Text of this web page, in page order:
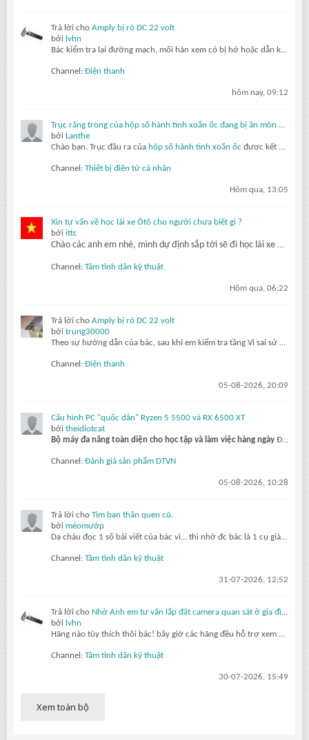
Trả lời cho Amply bị rò DC 22 volt
bởi lvhn
Bác kiểm tra lại đường mạch, mối hàn xem có bị hở hoặc dẫn không tốt không?
Channel: Điện thanh
hôm nay, 09:12
Trục răng trong của hộp số hành tinh xoắn ốc đang bị ăn mòn do ma sát dưới tác động của mô-men xoắn thay đổi.
bởi Lanthe
Chào bạn. Trục đầu ra của hộp số hành tinh xoắn ốc được kết nối với mặt bích của khách hàng thông qua một trục răng trong. Sau chưa đầy sáu tháng hoạt động, nó phát ra tiếng kêu lách cách và độ rơ lớn đáng báo động.
Channel: Thiết bị điện tử cá nhân
Hôm qua, 13:05
Xin tư vấn về học lái xe Ôtô cho người chưa biết gì ?
bởi ittc
Chào các anh em nhé, mình dự định sắp tới sẽ đi học lái xe Ôtô, thi lấy bằng lái. Cụ thể mình sẽ học và thi lấy giấy phép lái xe hạng B. Thật sự mình là người chưa có kiến thức hiểu biết gì về Ôtô cả ? tất nhiên mình sẽ phải
Channel: Tâm tình dân kỹ thuật
Hôm qua, 06:22
Trả lời cho Amply bị rò DC 22 volt
bởi trung30000
Theo sự hướng dẫn của bác, sau khi em kiểm tra tầng Vi sai sử dụng cặp c1815, tiếp đến là 1 con a1013, và cặp thúc sử dụng mje304g và mje305g, em đã tiến hành thay cặp Vi sai c1815 sau đó mở máy lên đo ngõ công suất DC 0,2V hai giây sau máy đo...
Channel: Điện thanh
05-08-2026, 20:09
Cấu hình PC "quốc dân" Ryzen 5 5500 và RX 6500 XT
bởi theidiotcat
Bộ máy đa năng toàn diện cho học tập và làm việc hàng ngày Đối với học sinh, sinh viên và người làm việc văn phòng, việc sở hữu một bộ PC cân bằng giữa học tập, công việc và giải trí là nhu cầu vô cùng thực tế. Combo Ryzen...
Channel: Đánh giá sản phẩm DTVN
05-08-2026, 10:28
Trả lời cho Tìm bạn thân quen cũ.
bởi mèomướp
Dạ cháu đọc 1 số bài viết của bác vi... thì nhớ đc bác là 1 cụ già gần 80 tuổi, sức khỏe yếu. Đam mê và làm vc về kỹ thuật điện. Thích thơ ca. Có nhìu bài chia sẻ quý báu cho thế hệ sau. Tuy nhiên già rồi nên khái tính, bảo thủ, nhưng vẫn đáng kính ạ... còn lão nhathung... thì kiểu bố đời
Channel: Tâm tình dân kỹ thuật
31-07-2026, 12:52
Trả lời cho Nhờ Anh em tư vấn lắp đặt camera quan sát ở gia đình.
bởi lvhn
Hãng nào tùy thích thôi bác! bây giờ các hãng đều hỗ trợ xem qua máy tính hay điện thoại đều được. Gắn Trước tiên mua về cắm nguồn set ip hết xong hãy lắp lên, cam poe chỉ cần 4 lõi là hoạt động bình thường nên 1 dây kéo cho 2 cam vẫn ok
Channel: Tâm tình dân kỹ thuật
30-07-2026, 15:49
Xem toàn bộ